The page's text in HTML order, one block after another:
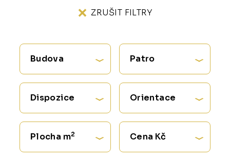
ZRUŠIT FILTRY
Budova Patro
Dispozice Orientace
Plocha m2 Cena Kč